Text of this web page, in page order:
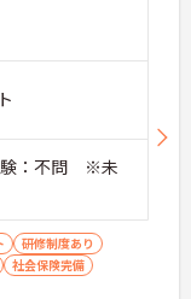
験：不問 ※未
研修制度あり
社会保険完備